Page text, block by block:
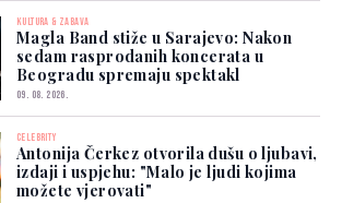
KULTURA & ZABAVA
Magla Band stiže u Sarajevo: Nakon
sedam rasprodanih koncerata u
Beogradu spremaju spektakl
09. 08. 2026.
CELEBRITY
Antonija Čerkez otvorila dušu o ljubavi,
izdaji i uspjehu: "Malo je ljudi kojima
možete vjerovati"